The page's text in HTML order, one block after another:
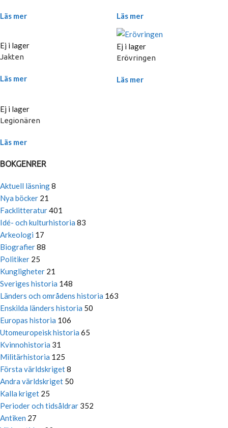
BOKGENRER
Aktuell läsning8
Nya böcker 21
Facklitteratur401
Idé- och kulturhistoria 83
Arkeologi 17
Biografier88
Politiker 25
Kungligheter 21
Sveriges historia 148
Länders och områdens historia 163
Enskilda länders historia 50
Europas historia 106
Utomeuropeisk historia 65
Kvinnohistoria 31
Militärhistoria 125
Första världskriget8
Andra världskriget 50
Kalla kriget 25
Perioder och tidsåldrar 352
Antiken 27
Läs mer Läs mer
Ej i lager
Jakten
Läs mer
Ej i lager
Erövringen
Läs mer
Ej i lager
Legionären
Läs mer